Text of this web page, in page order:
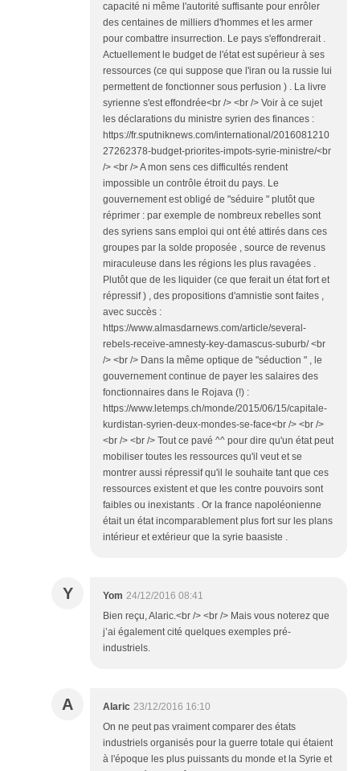
capacité ni même l'autorité suffisante pour enrôler
des centaines de milliers d'hommes et les armer
pour combattre insurrection. Le pays s'effondrerait .
Actuellement le budget de l'état est supérieur à ses
ressources (ce qui suppose que l'iran ou la russie lui
permettent de fonctionner sous perfusion ) . La livre
syrienne s'est effondrée<br /> <br /> Voir à ce sujet
les déclarations du ministre syrien des finances :
https://fr.sputniknews.com/international/2016081210
27262378-budget-priorites-impots-syrie-ministre/<br
/> <br /> A mon sens ces difficultés rendent
impossible un contrôle étroit du pays. Le
gouvernement est obligé de "séduire " plutôt que
réprimer : par exemple de nombreux rebelles sont
des syriens sans emploi qui ont été attirés dans ces
groupes par la solde proposée , source de revenus
miraculeuse dans les régions les plus ravagées .
Plutôt que de les liquider (ce que ferait un état fort et
répressif ) , des propositions d'amnistie sont faites ,
avec succès :
https://www.almasdarnews.com/article/several-
rebels-receive-amnesty-key-damascus-suburb/ <br
/> <br /> Dans la même optique de "séduction " , le
gouvernement continue de payer les salaires des
fonctionnaires dans le Rojava (!) :
https://www.letemps.ch/monde/2015/06/15/capitale-
kurdistan-syrien-deux-mondes-se-face<br /> <br />
<br /> <br /> Tout ce pavé ^^ pour dire qu'un état peut
mobiliser toutes les ressources qu'il veut et se
montrer aussi répressif qu'il le souhaite tant que ces
ressources existent et que les contre pouvoirs sont
faibles ou inexistants . Or la france napoléonienne
était un état incomparablement plus fort sur les plans
intérieur et extérieur que la syrie baasiste .
Y Yom 24/12/2016 08:41
Bien reçu, Alaric.<br /> <br /> Mais vous noterez que
j’ai également cité quelques exemples pré-
industriels.
A Alaric 23/12/2016 16:10
On ne peut pas vraiment comparer des états
industriels organisés pour la guerre totale qui étaient
à l'époque les plus puissants du monde et la Syrie et